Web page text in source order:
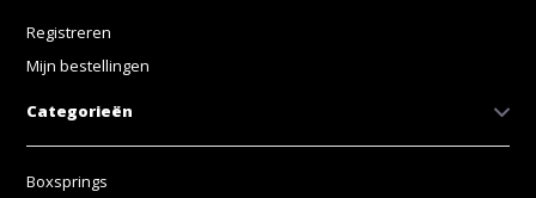
Registreren
Mijn bestellingen
Categorieën
Boxsprings